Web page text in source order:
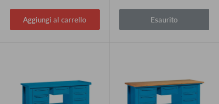
Aggiungi al carrello Esaurito